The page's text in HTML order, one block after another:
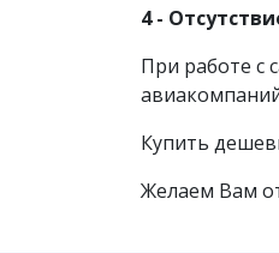
4 -
При работе с
Купить
Желаем Вам